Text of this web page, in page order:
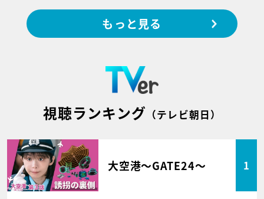
もっと見る
視聴ランキング （テレビ朝日）
大空港～GATE24～ 1